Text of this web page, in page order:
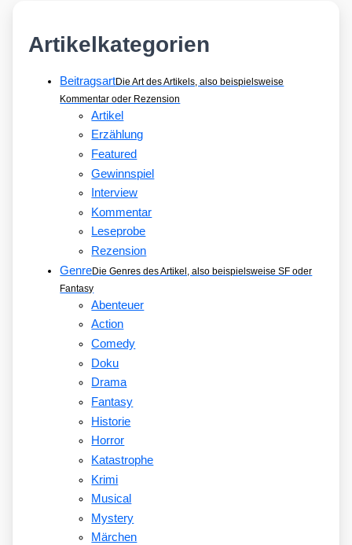
Artikelkategorien
BeitragsartDie Art des Artikels, also beispielsweise
Kommentar oder Rezension
Artikel
Erzählung
Featured
Gewinnspiel
Interview
Kommentar
Leseprobe
Rezension
GenreDie Genres des Artikel, also beispielsweise SF oder
Fantasy
Abenteuer
Action
Comedy
Doku
Drama
Fantasy
Historie
Horror
Katastrophe
Krimi
Musical
Mystery
Märchen